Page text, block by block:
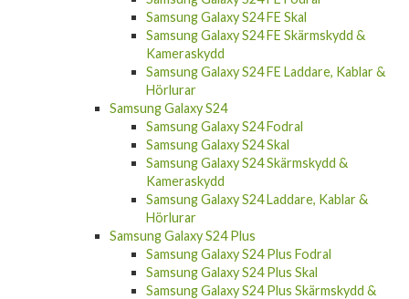
Samsung Galaxy S24 FE Skal
Samsung Galaxy S24 FE Skärmskydd &
Kameraskydd
Samsung Galaxy S24 FE Laddare, Kablar &
Hörlurar
Samsung Galaxy S24
Samsung Galaxy S24 Fodral
Samsung Galaxy S24 Skal
Samsung Galaxy S24 Skärmskydd &
Kameraskydd
Samsung Galaxy S24 Laddare, Kablar &
Hörlurar
Samsung Galaxy S24 Plus
Samsung Galaxy S24 Plus Fodral
Samsung Galaxy S24 Plus Skal
Samsung Galaxy S24 Plus Skärmskydd &